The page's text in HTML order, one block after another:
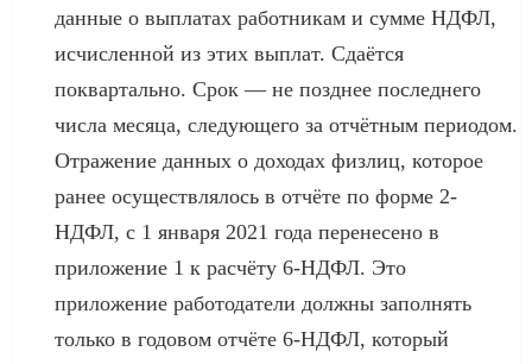
данные о выплатах работникам и сумме НДФЛ,
исчисленной из этих выплат. Сдаётся
поквартально. Срок — не позднее последнего
числа месяца, следующего за отчётным периодом.
Отражение данных о доходах физлиц, которое
ранее осуществлялось в отчёте по форме 2-
НДФЛ, с 1 января 2021 года перенесено в
приложение 1 к расчёту 6-НДФЛ. Это
приложение работодатели должны заполнять
только в годовом отчёте 6-НДФЛ, который